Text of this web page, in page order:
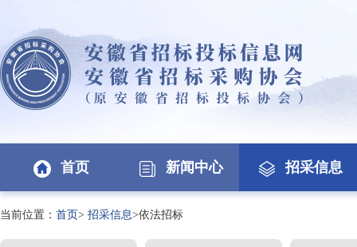
首页 新闻中心 招采信息
当前位置： 首页> 招采信息>依法招标